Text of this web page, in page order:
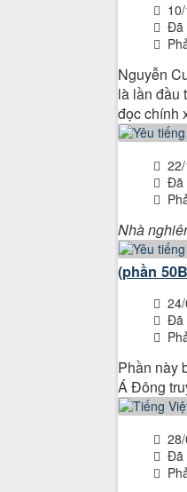
Đã
Nguyễn
là lần đầu
đọc chính
Đã
Nhà
(phần
Đã
Phần này
Á Đông
Đã